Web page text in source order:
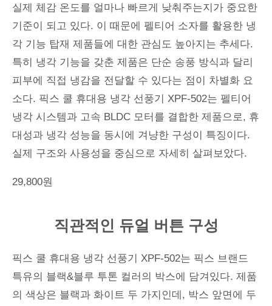
실제 체감 온도를 얼마나 빠르게 낮춰주는지가 중요한
기준이 되고 있다. 이 때문에 펠티어 소자를 활용한 냉
각 기능 탑재 제품들에 대한 관심도 높아지는 추세다.
특히 냉각 기능을 갖춘 제품은 단순 송풍 방식과 달리
피부에 직접 냉감을 전달할 수 있다는 점이 차별화 요
소다. 픽스 쿨 휴대용 냉각 선풍기 XPF-502는 펠티어
냉각 시스템과 고속 BLDC 모터를 결합한 제품으로, 휴
대성과 냉각 성능을 동시에 겨냥한 구성이 특징이다.
실제 구조와 사용성을 중심으로 자세히 살펴보았다.
29,800원
직관적인 듀얼 버튼 구성
픽스 쿨 휴대용 냉각 선풍기 XPF-502는 픽스 브랜드
특유의 블랙&블루 투톤 컬러의 박스에 담겨있다. 제품
의 색상은 블랙과 화이트 두 가지인데, 박스 앞면에 두